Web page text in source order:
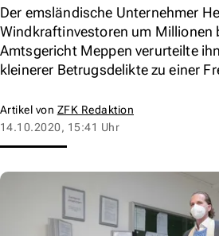
Der emsländische Unternehmer
Windkraftinvestoren um Millionen
Amtsgericht Meppen verurteilte
kleinerer Betrugsdelikte zu einer
Artikel von ZFK Redaktion
14.10.2020, 15:41 Uhr